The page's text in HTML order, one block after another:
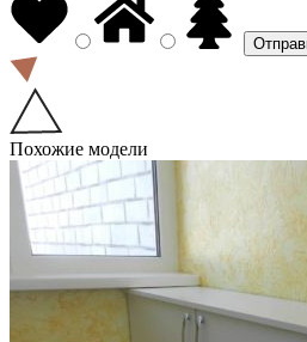
Похожие модели